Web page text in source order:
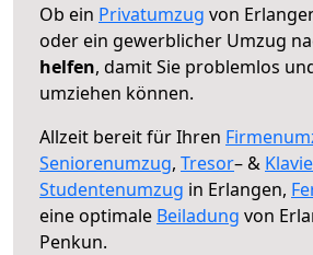
Ob ein Privatumzug von
oder ein gewerblicher Umzug
helfen, damit Sie problemlos
umziehen können.
Allzeit bereit für Ihren
Seniorenumzug, Tresor– &
Studentenumzug in Erlangen,
eine optimale Beiladung von
Penkun.